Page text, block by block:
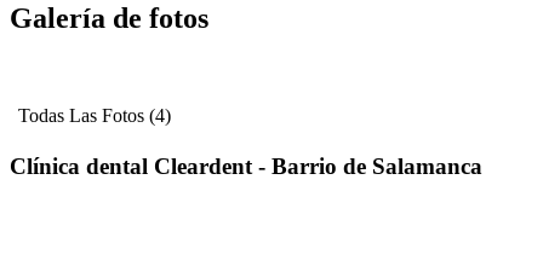
Galería de fotos
Todas Las Fotos (4)
Clínica dental Cleardent - Barrio de Salamanca